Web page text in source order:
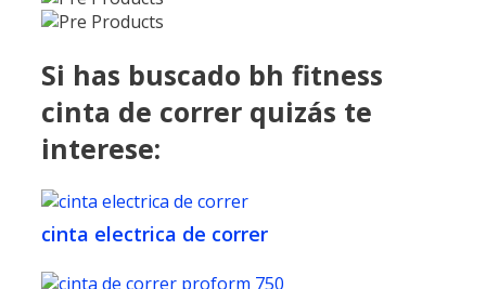
Si has buscado bh fitness
cinta de correr quizás te
interese:
cinta electrica de correr